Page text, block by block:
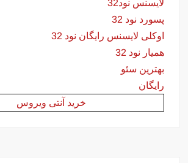
لایسنس نود32
پسورد نود 32
اوکلی لایسنس رایگان نود 32
همیار نود 32
بهترین سئو
رایگان
خرید آنتی ویروس